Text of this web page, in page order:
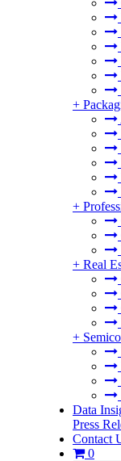
+
+
+ Real
+
Data
Press
Contact
0